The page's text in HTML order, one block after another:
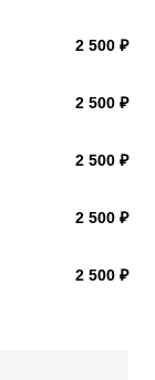
2 500 ₽
2 500 ₽
2 500 ₽
2 500 ₽
2 500 ₽